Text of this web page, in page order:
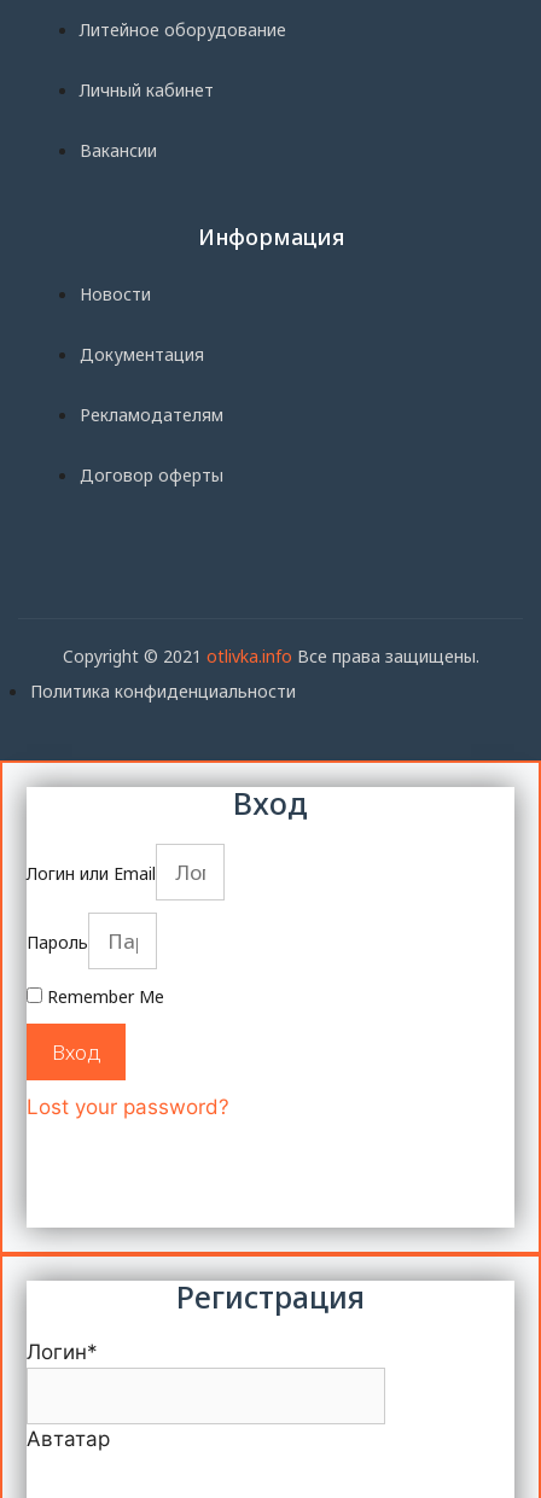
Литейное оборудование
Личный кабинет
Вакансии
Информация
Новости
Документация
Рекламодателям
Договор оферты
Copyright © 2021 otlivka.info Все права защищены.
Политика конфиденциальности
Вход
Логин или Email
Пароль
Remember Me
Вход
Lost your password?
Регистрация
Логин*
Автатар